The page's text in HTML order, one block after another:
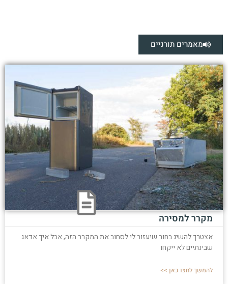
מאמרים תורניים
מקרר למסירה
אצטרך להשיג בחור שיעזור לי לסחוב את המקרר הזה, אבל איך אדאג
שבינתיים לא ייקחו
להמשך לחצו כאן >>